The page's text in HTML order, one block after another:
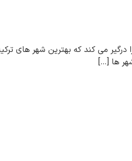
می کند که بهترین شهر های
ها […]